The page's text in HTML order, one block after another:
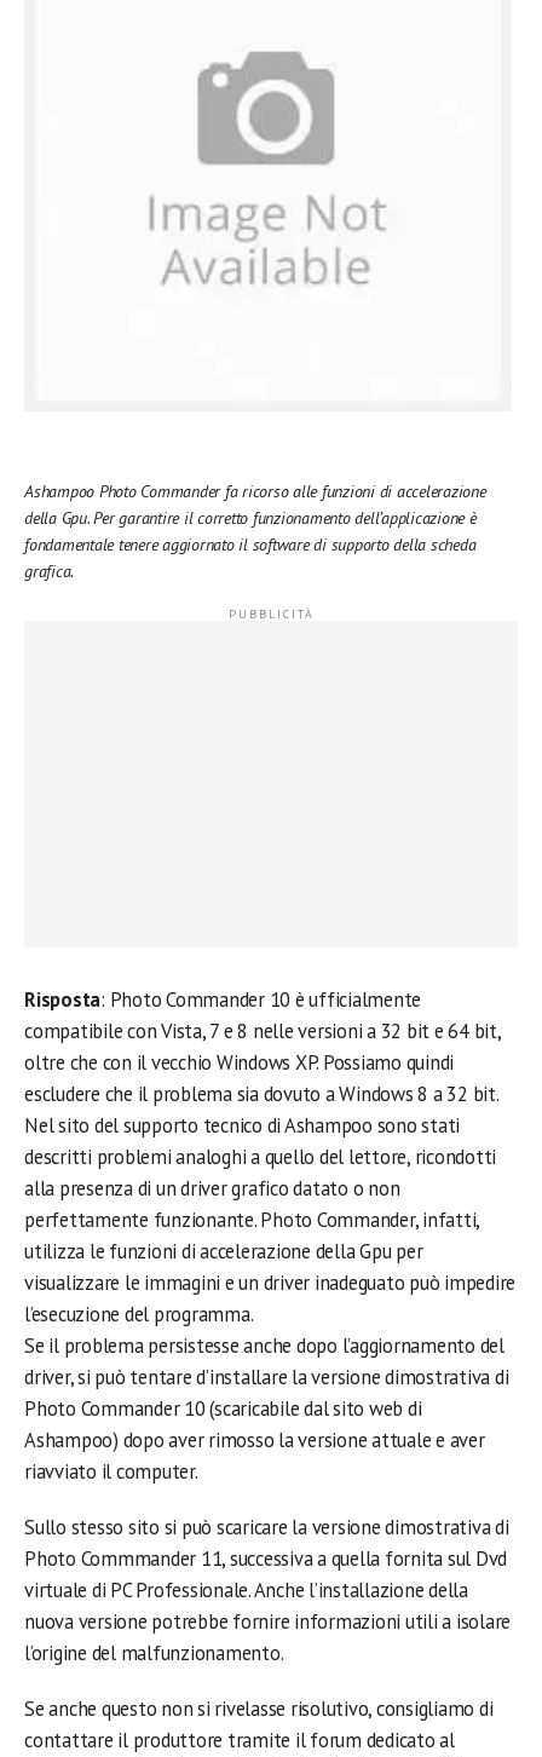
Ashampoo Photo Commander fa ricorso alle funzioni di accelerazione
della Gpu. Per garantire il corretto funzionamento dell’applicazione è
fondamentale tenere aggiornato il software di supporto della scheda
grafica.
Risposta: Photo Commander 10 è ufficialmente
compatibile con Vista, 7 e 8 nelle versioni a 32 bit e 64 bit,
oltre che con il vecchio Windows XP. Possiamo quindi
escludere che il problema sia dovuto a Windows 8 a 32 bit.
Nel sito del supporto tecnico di Ashampoo sono stati
descritti problemi analoghi a quello del lettore, ricondotti
alla presenza di un driver grafico datato o non
perfettamente funzionante. Photo Commander, infatti,
utilizza le funzioni di accelerazione della Gpu per
visualizzare le immagini e un driver inadeguato può impedire
l’esecuzione del programma.
Se il problema persistesse anche dopo l’aggiornamento del
driver, si può tentare d’installare la versione dimostrativa di
Photo Commander 10 (scaricabile dal sito web di
Ashampoo) dopo aver rimosso la versione attuale e aver
riavviato il computer.
Sullo stesso sito si può scaricare la versione dimostrativa di
Photo Commmander 11, successiva a quella fornita sul Dvd
virtuale di PC Professionale. Anche l’installazione della
nuova versione potrebbe fornire informazioni utili a isolare
l’origine del malfunzionamento.
Se anche questo non si rivelasse risolutivo, consigliamo di
contattare il produttore tramite il forum dedicato al